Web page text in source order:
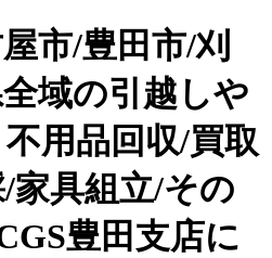
市/豊田市/刈
域の引越しや
用品回収/買取
家具組立/その
豊田支店に